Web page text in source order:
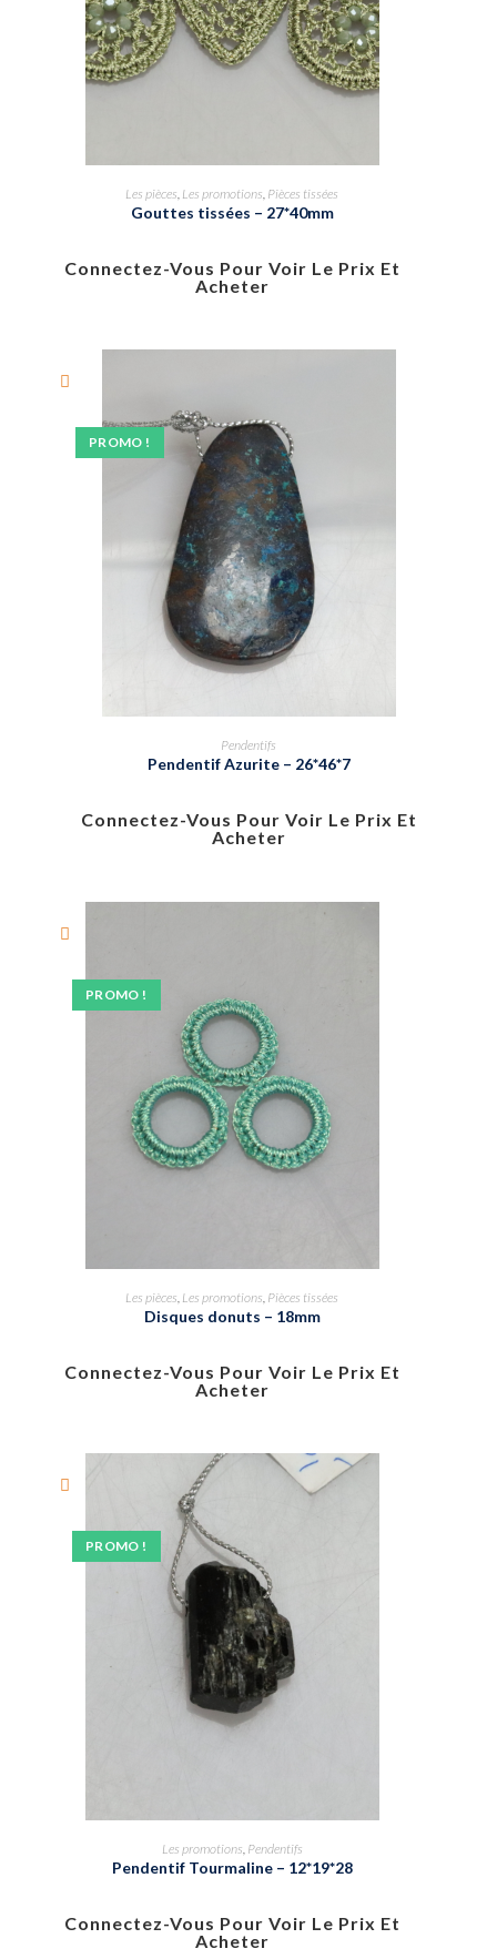
Les pièces Les promotions Pièces tissées
Gouttes tissées – 27*40mm
Connectez-Vous Pour Voir Le Prix Et
Acheter
PROMO !
Pendentifs
Pendentif Azurite – 26*46*7
Connectez-Vous Pour Voir Le Prix Et
Acheter
PROMO !
Les pièces Les promotions Pièces tissées
Disques donuts – 18mm
Connectez-Vous Pour Voir Le Prix Et
Acheter
PROMO !
Les promotions, Pendentifs
Pendentif Tourmaline – 12*19*28
Connectez-Vous Pour Voir Le Prix Et
Acheter